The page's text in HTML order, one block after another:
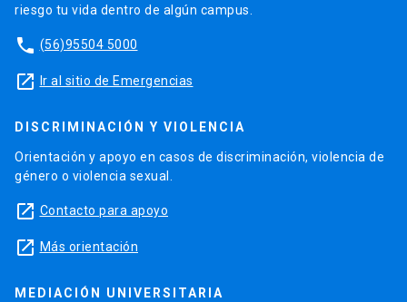
riesgo tu vida dentro de algún campus.
phone (56)95504 5000
launch Ir al sitio de Emergencias
DISCRIMINACIÓN Y VIOLENCIA
Orientación y apoyo en casos de discriminación, violencia de
género o violencia sexual.
launch Contacto para apoyo
launch Más orientación
MEDIACIÓN UNIVERSITARIA